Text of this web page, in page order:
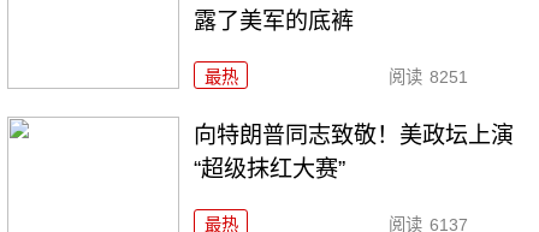
露了美军的底裤
最热 阅读 8251
向特朗普同志致敬！美政坛上演
“超级抹红大赛”
最热 阅读 6137